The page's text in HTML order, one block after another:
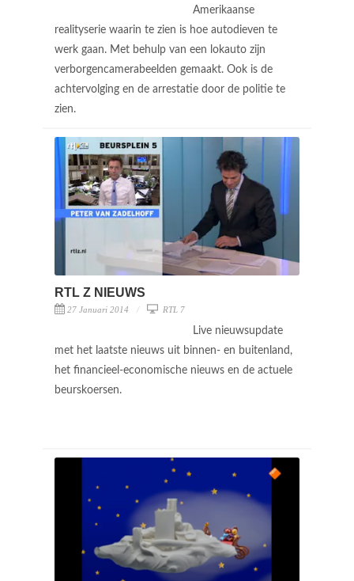
Amerikaanse
realityserie waarin te zien is hoe autodieven te
werk gaan. Met behulp van een lokauto zijn
verborgencamerabeelden gemaakt. Ook is de
achtervolging en de arrestatie door de politie te
zien.
RTL Z NIEUWS
27 Januari 2014 RTL 7
Live nieuwsupdate
met het laatste nieuws uit binnen- en buitenland,
het financieel-economische nieuws en de actuele
beurskoersen.